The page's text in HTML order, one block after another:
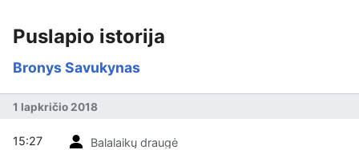
Puslapio istorija
Bronys Savukynas
1 lapkričio 2018
Balalaikų draugė
15:27